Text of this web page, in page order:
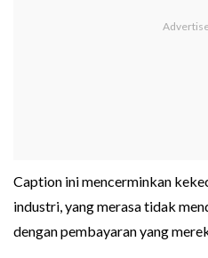
Caption ini mencerminkan
industri, yang merasa tidak
dengan pembayaran yang